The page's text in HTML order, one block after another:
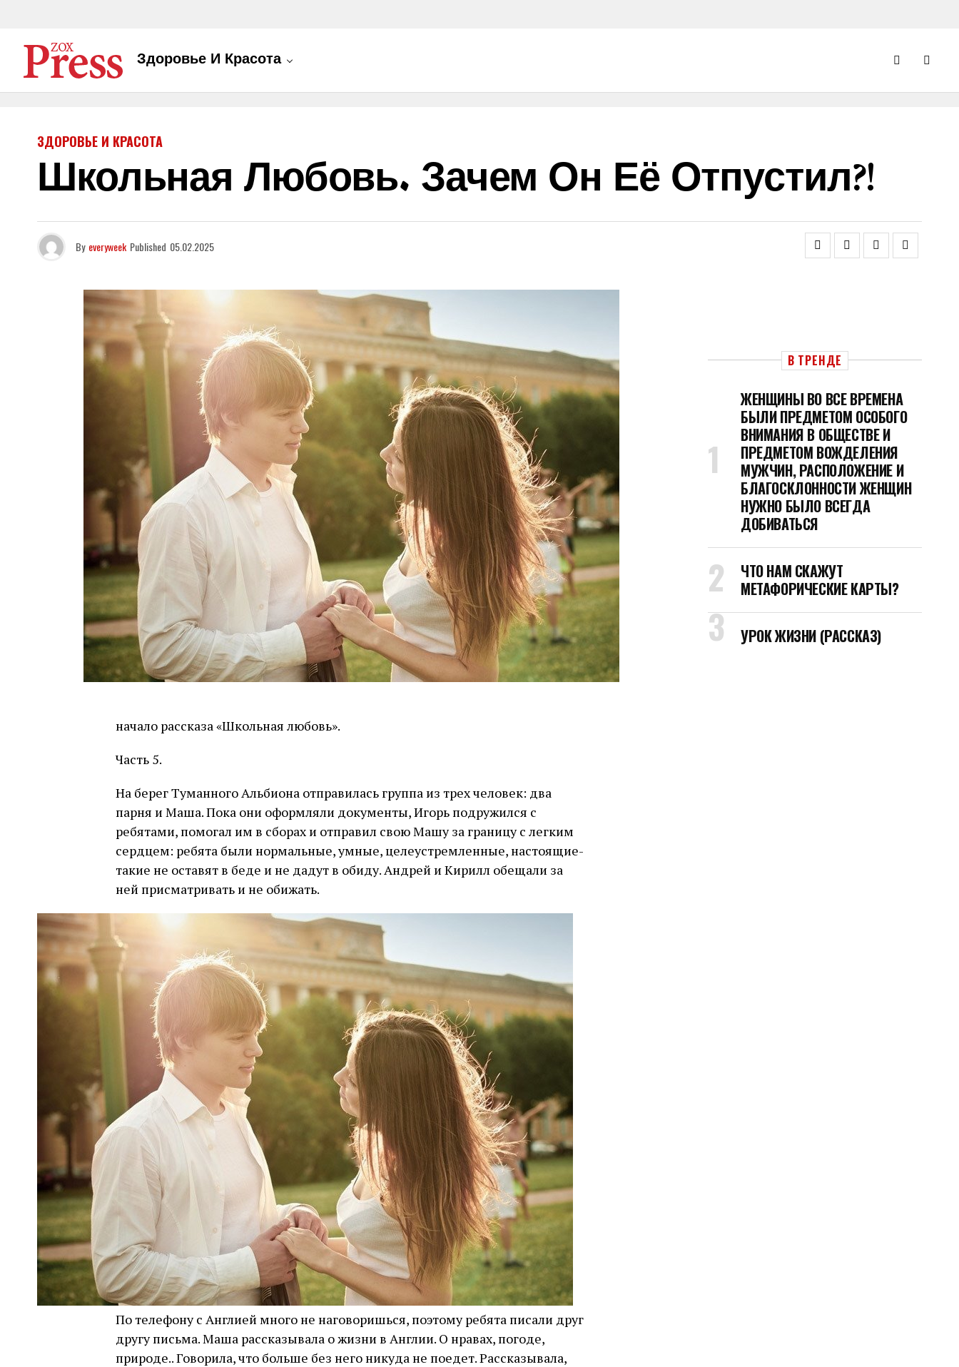
Здоровье И Красота
ЗДОРОВЬЕ И КРАСОТА
Школьная Любовь. Зачем Он Её Отпустил?!
By everyweek Published 05.02.2025
начало рассказа «Школьная любовь».
Часть 5.
На берег Туманного Альбиона отправилась группа из трех человек: два
парня и Маша. Пока они оформляли документы, Игорь подружился с
ребятами, помогал им в сборах и отправил свою Машу за границу с легким
сердцем: ребята были нормальные, умные, целеустремленные, настоящие-
такие не оставят в беде и не дадут в обиду. Андрей и Кирилл обещали за
ней присматривать и не обижать.
По телефону с Англией много не наговоришься, поэтому ребята писали друг
другу письма. Маша рассказывала о жизни в Англии. О нравах, погоде,
природе.. Говорила, что больше без него никуда не поедет. Рассказывала,
В ТРЕНДЕ
ЖЕНЩИНЫ ВО ВСЕ ВРЕМЕНА
БЫЛИ ПРЕДМЕТОМ ОСОБОГО
ВНИМАНИЯ В ОБЩЕСТВЕ И
ПРЕДМЕТОМ ВОЖДЕЛЕНИЯ
МУЖЧИН, РАСПОЛОЖЕНИЕ И
БЛАГОСКЛОННОСТИ ЖЕНЩИН
НУЖНО БЫЛО ВСЕГДА
ДОБИВАТЬСЯ
ЧТО НАМ СКАЖУТ
МЕТАФОРИЧЕСКИЕ КАРТЫ?
УРОК ЖИЗНИ (РАССКАЗ)